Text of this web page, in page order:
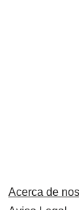
Acerca de